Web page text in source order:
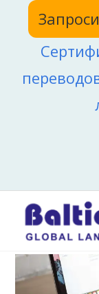
Перейти
содержимому